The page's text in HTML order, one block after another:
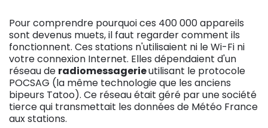
Pour comprendre pourquoi ces 400 000 appareils
sont devenus muets, il faut regarder comment ils
fonctionnent. Ces stations n'utilisaient ni le Wi-Fi ni
votre connexion Internet. Elles dépendaient d'un
réseau de radiomessagerieutilisant le protocole
POCSAG (la même technologie que les anciens
bipeurs Tatoo). Ce réseau était géré par une société
tierce qui transmettait les données de Météo France
aux stations.